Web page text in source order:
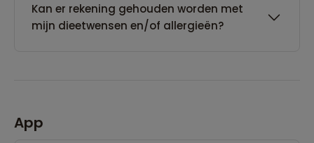
Kan er rekening gehouden worden met
mijn dieetwensen en/of allergieën?
App